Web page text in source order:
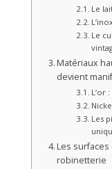
Le
Le
Matériaux
devient
L’or
Les
Les
robinetterie